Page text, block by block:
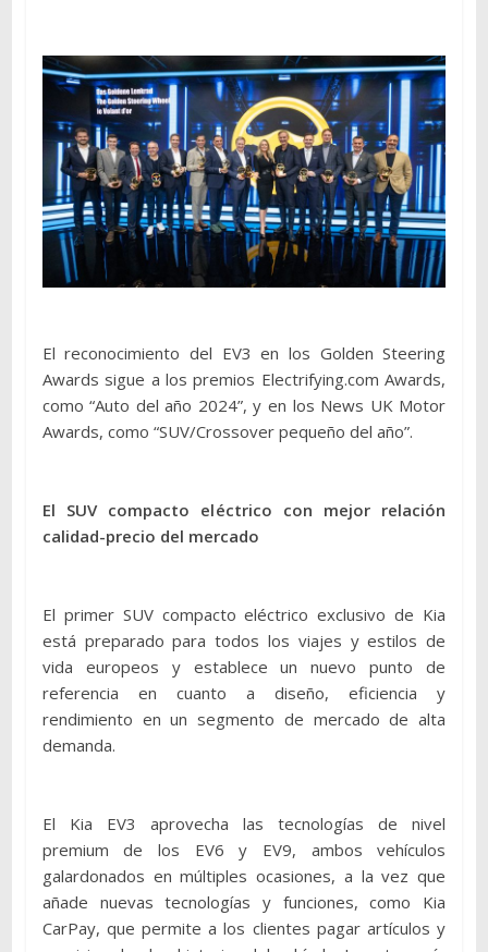
El reconocimiento del EV3 en los Golden Steering
Awards sigue a los premios Electrifying.com Awards,
como “Auto del año 2024”, y en los News UK Motor
Awards, como “SUV/Crossover pequeño del año”.
El SUV compacto eléctrico con mejor relación
calidad-precio del mercado
El primer SUV compacto eléctrico exclusivo de Kia
está preparado para todos los viajes y estilos de
vida europeos y establece un nuevo punto de
referencia en cuanto a diseño, eficiencia y
rendimiento en un segmento de mercado de alta
demanda.
El Kia EV3 aprovecha las tecnologías de nivel
premium de los EV6 y EV9, ambos vehículos
galardonados en múltiples ocasiones, a la vez que
añade nuevas tecnologías y funciones, como Kia
CarPay, que permite a los clientes pagar artículos y